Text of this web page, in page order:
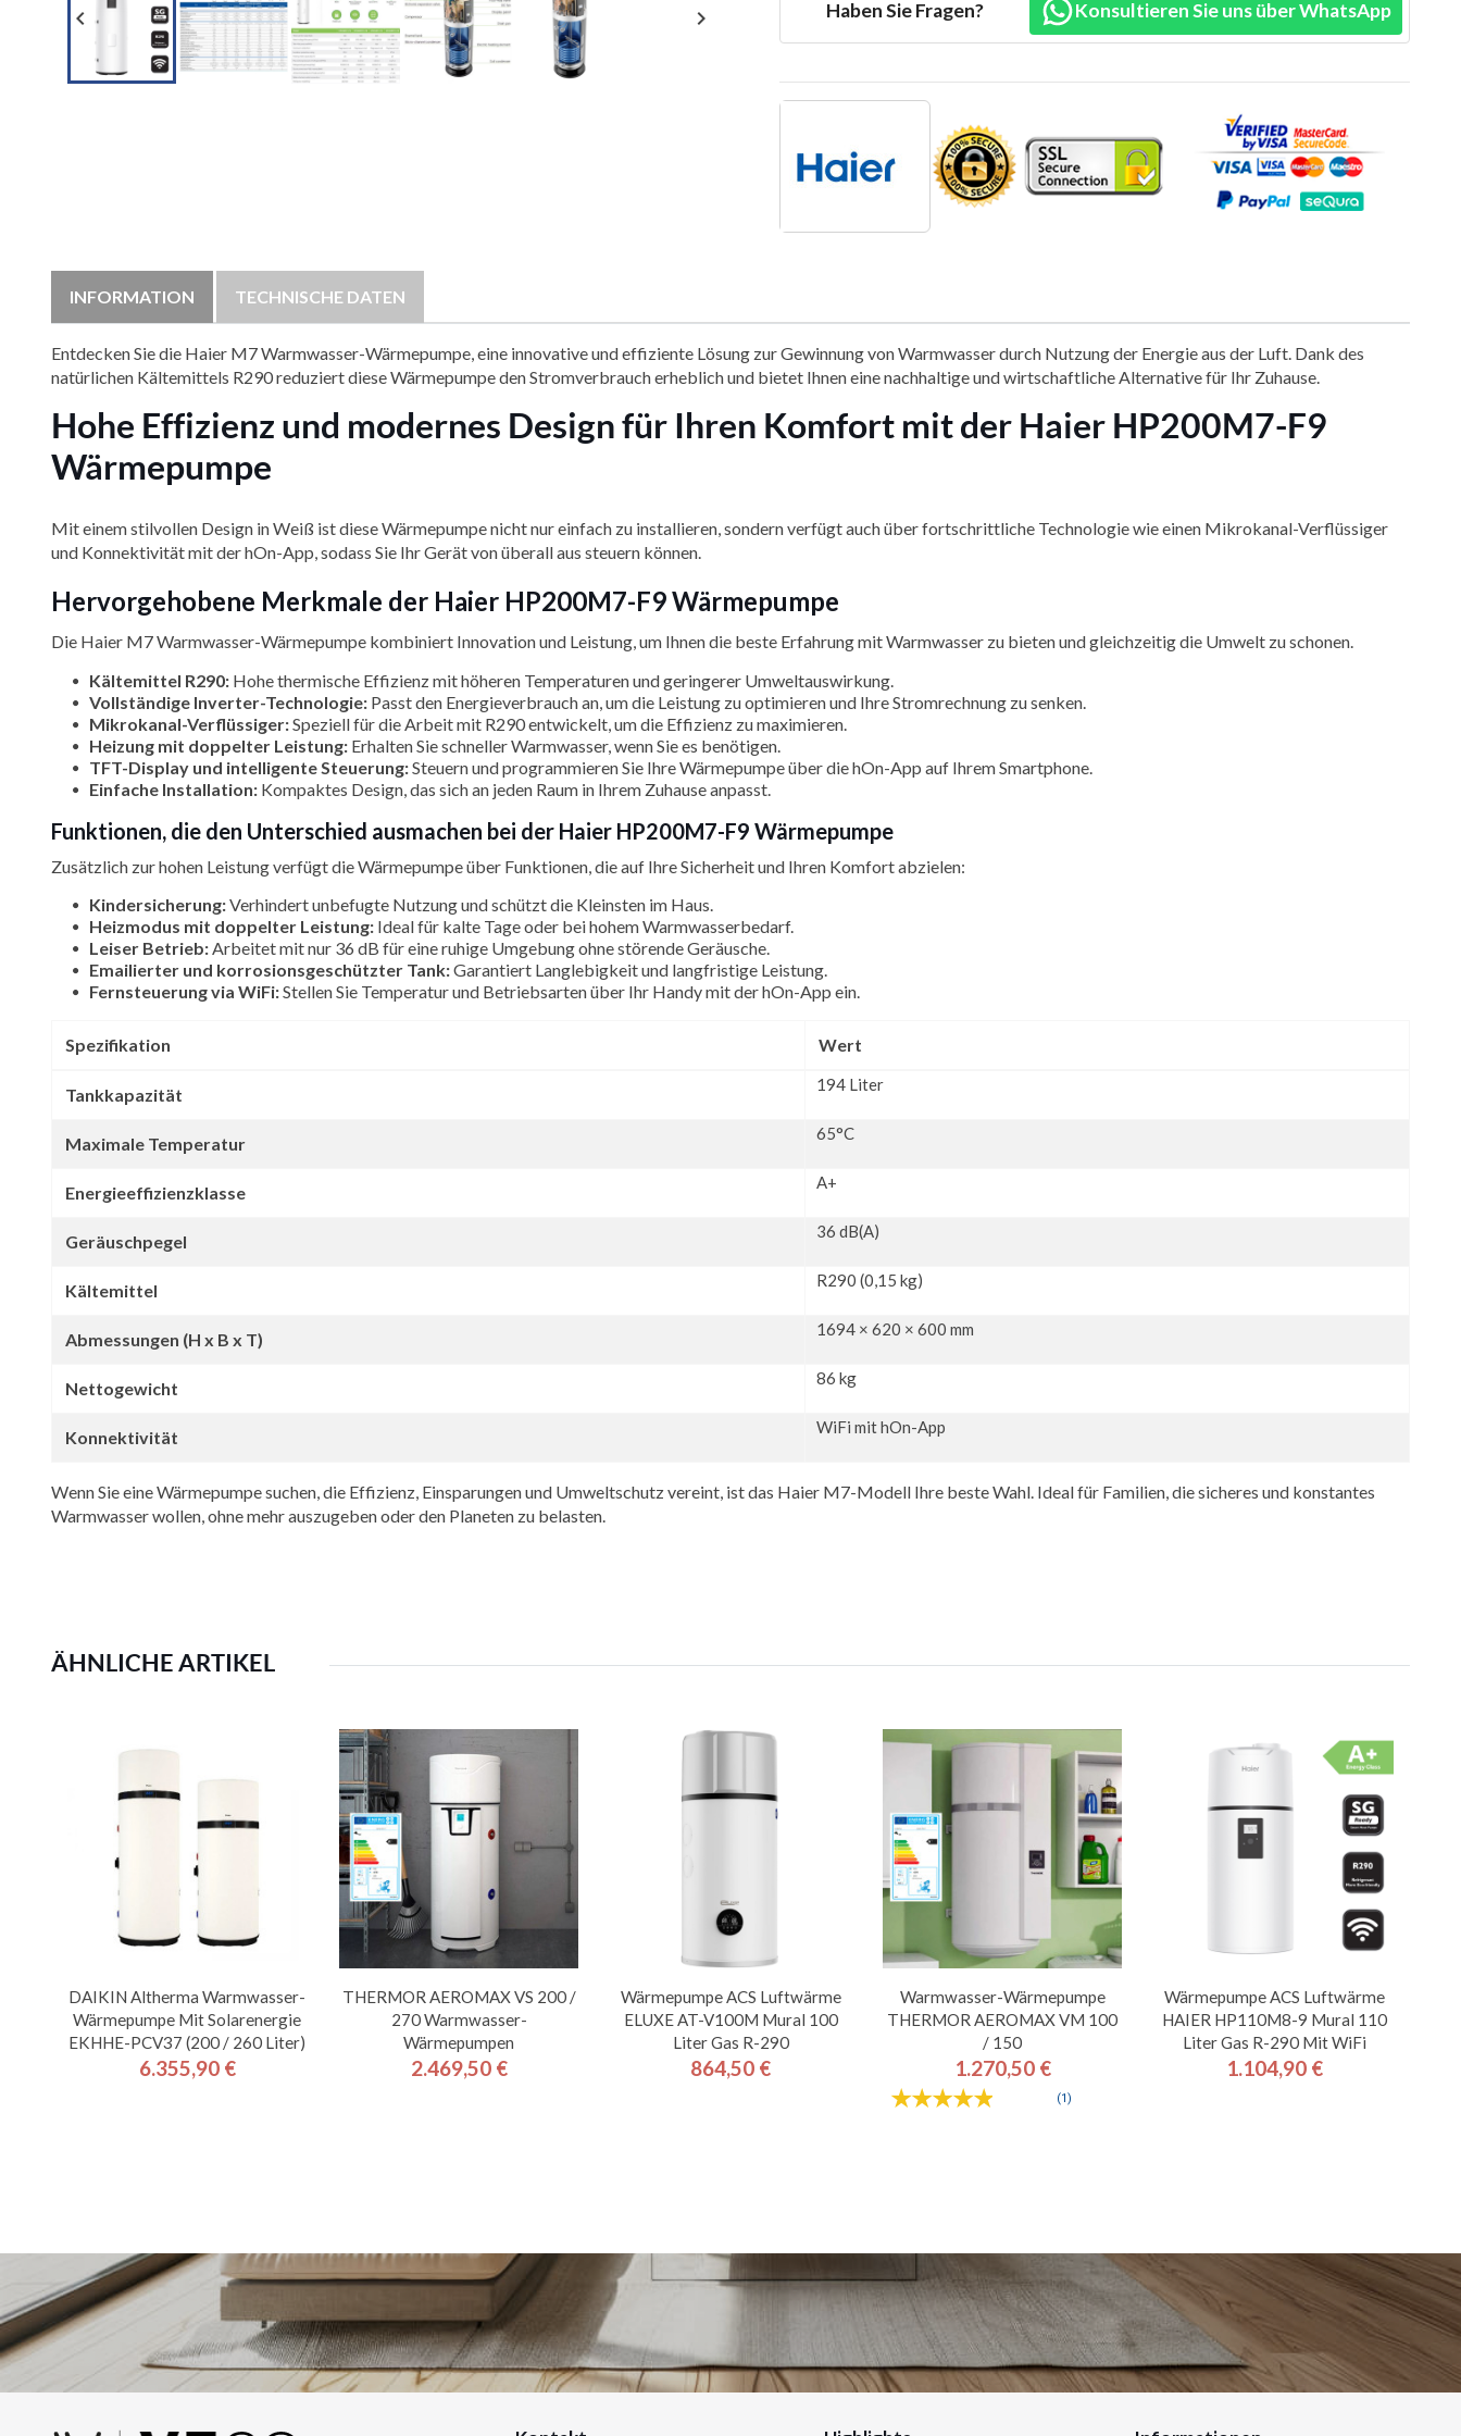
  Haben Sie Fragen? Konsultieren Sie uns über WhatsApp
INFORMATION TECHNISCHE DATEN
Entdecken Sie die Haier M7 Warmwasser-Wärmepumpe, eine innovative und effiziente Lösung zur Gewinnung von Warmwasser durch Nutzung der Energie aus der Luft. Dank des
natürlichen Kältemittels R290 reduziert diese Wärmepumpe den Stromverbrauch erheblich und bietet Ihnen eine nachhaltige und wirtschaftliche Alternative für Ihr Zuhause.
Hohe Effizienz und modernes Design für Ihren Komfort mit der Haier HP200M7-F9
Wärmepumpe
Mit einem stilvollen Design in Weiß ist diese Wärmepumpe nicht nur einfach zu installieren, sondern verfügt auch über fortschrittliche Technologie wie einen Mikrokanal-Verflüssiger
und Konnektivität mit der hOn-App, sodass Sie Ihr Gerät von überall aus steuern können.
Hervorgehobene Merkmale der Haier HP200M7-F9 Wärmepumpe
Die Haier M7 Warmwasser-Wärmepumpe kombiniert Innovation und Leistung, um Ihnen die beste Erfahrung mit Warmwasser zu bieten und gleichzeitig die Umwelt zu schonen.
Kältemittel R290: Hohe thermische Effizienz mit höheren Temperaturen und geringerer Umweltauswirkung.
Vollständige Inverter-Technologie: Passt den Energieverbrauch an, um die Leistung zu optimieren und Ihre Stromrechnung zu senken.
Mikrokanal-Verflüssiger:Speziell für die Arbeit mit R290 entwickelt, um die Effizienz zu maximieren.
Heizung mit doppelter Leistung: Erhalten Sie schneller Warmwasser, wenn Sie es benötigen.
TFT-Display und intelligente Steuerung:Steuern und programmieren Sie Ihre Wärmepumpe über die hOn-App auf Ihrem Smartphone.
Einfache Installation: Kompaktes Design, das sich an jeden Raum in Ihrem Zuhause anpasst.
Funktionen, die den Unterschied ausmachen bei der Haier HP200M7-F9 Wärmepumpe
Zusätzlich zur hohen Leistung verfügt die Wärmepumpe über Funktionen, die auf Ihre Sicherheit und Ihren Komfort abzielen:
Kindersicherung:Verhindert unbefugte Nutzung und schützt die Kleinsten im Haus.
Heizmodus mit doppelter Leistung: Ideal für kalte Tage oder bei hohem Warmwasserbedarf.
Leiser Betrieb:Arbeitet mit nur 36 dB für eine ruhige Umgebung ohne störende Geräusche.
Emailierter und korrosionsgeschützter Tank:Garantiert Langlebigkeit und langfristige Leistung.
Fernsteuerung via WiFi:Stellen Sie Temperatur und Betriebsarten über Ihr Handy mit der hOn-App ein.
Spezifikation Wert
Tankkapazität 194 Liter
Maximale Temperatur 65°C
Energieeffizienzklasse A+
Geräuschpegel 36 dB(A)
Kältemittel R290 (0,15 kg)
Abmessungen (H x B x T) 1694 × 620 × 600 mm
Nettogewicht 86 kg
Konnektivität WiFi mit hOn-App
Wenn Sie eine Wärmepumpe suchen, die Effizienz, Einsparungen und Umweltschutz vereint, ist das Haier M7-Modell Ihre beste Wahl. Ideal für Familien, die sicheres und konstantes
Warmwasser wollen, ohne mehr auszugeben oder den Planeten zu belasten.
ÄHNLICHE ARTIKEL
DAIKIN Altherma Warmwasser-
Wärmepumpe Mit Solarenergie
EKHHE-PCV37 (200 / 260 Liter)
Preis
6.355,90 €
THERMOR AEROMAX VS 200 /
270 Warmwasser-
Wärmepumpen
Preis
2.469,50 €
Wärmepumpe ACS Luftwärme
ELUXE AT-V100M Mural 100
Liter Gas R-290
Preis
864,50 €
Warmwasser-Wärmepumpe
THERMOR AEROMAX VM 100
/ 150
Preis
1.270,50 €
(1)
Wärmepumpe ACS Luftwärme
HAIER HP110M8-9 Mural 110
Liter Gas R-290 Mit WiFi
Preis
1.104,90 €